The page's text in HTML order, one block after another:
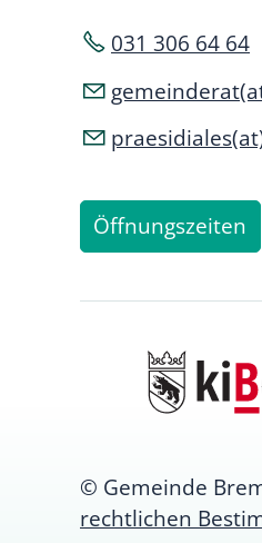
031 306 64 64
Öffnungszeiten
© Gemeinde
rechtlichen